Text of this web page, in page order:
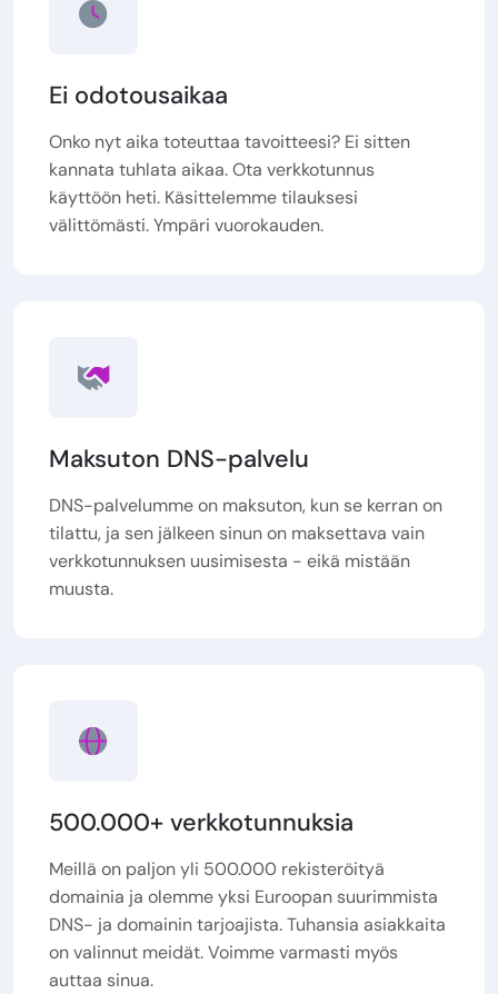
Ei odotousaikaa
Onko nyt aika toteuttaa tavoitteesi? Ei sitten
kannata tuhlata aikaa. Ota verkkotunnus
käyttöön heti. Käsittelemme tilauksesi
välittömästi. Ympäri vuorokauden.
Maksuton DNS-palvelu
DNS-palvelumme on maksuton, kun se kerran on
tilattu, ja sen jälkeen sinun on maksettava vain
verkkotunnuksen uusimisesta - eikä mistään
muusta.
500.000+ verkkotunnuksia
Meillä on paljon yli 500.000 rekisteröityä
domainia ja olemme yksi Euroopan suurimmista
DNS- ja domainin tarjoajista. Tuhansia asiakkaita
on valinnut meidät. Voimme varmasti myös
auttaa sinua.